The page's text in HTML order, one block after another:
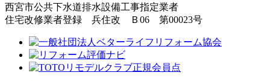
西宮市公共下水道排水設備工事指定業者
住宅改修業者登録 兵住改 Ｂ06 第00023号